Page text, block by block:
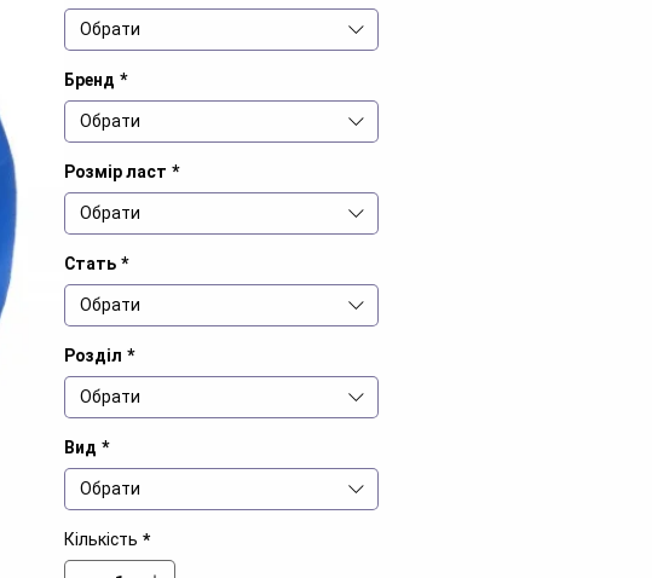
Обрати
Бренд *
Обрати
Розмір ласт *
Обрати
Стать *
Обрати
Розділ *
Обрати
Вид *
Обрати
Кількість *